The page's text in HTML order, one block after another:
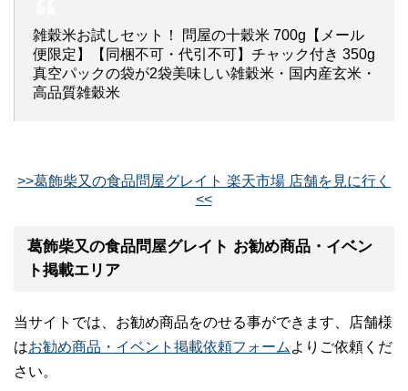
雑穀米お試しセット！ 問屋の十穀米 700g【メール
便限定】【同梱不可・代引不可】チャック付き 350g
真空パックの袋が2袋美味しい雑穀米・国内産玄米・
高品質雑穀米
>>葛飾柴又の食品問屋グレイト 楽天市場 店舗を見に行く
<<
葛飾柴又の食品問屋グレイト お勧め商品・イベン
ト掲載エリア
当サイトでは、お勧め商品をのせる事ができます、店舗様
はお勧め商品・イベント掲載依頼フォーム よりご依頼くだ
さい。